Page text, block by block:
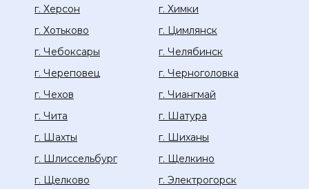
г. Херсон
г. Химки
г. Хотьково
г. Цимлянск
г. Чебоксары
г. Челябинск
г. Череповец
г. Черноголовка
г. Чехов
г. Чиангмай
г. Чита
г. Шатура
г. Шахты
г. Шиханы
г. Шлиссельбург
г. Щелкино
г. Щелково
г. Электрогорск